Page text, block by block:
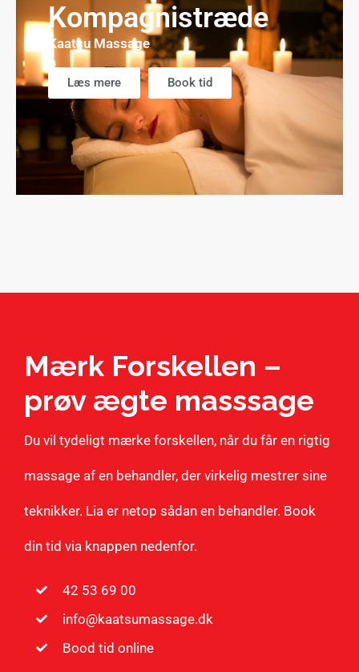
Kompagnistræde
Kaatsu Massage
Læs mere Book tid
Mærk Forskellen –
prøv ægte masssage
Du vil tydeligt mærke forskellen, når du får en rigtig
massage af en behandler, der virkelig mestrer sine
teknikker. Lia er netop sådan en behandler. Book
din tid via knappen nedenfor.
42 53 69 00
info@kaatsumassage.dk
Bood tid online